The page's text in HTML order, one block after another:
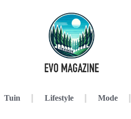
Tuin Lifestyle Mode